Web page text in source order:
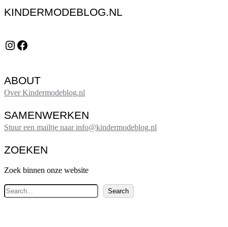
KINDERMODEBLOG.NL
Instagram Facebook
ABOUT
Over Kindermodeblog.nl
SAMENWERKEN
Stuur een mailtje naar info@kindermodeblog.nl
ZOEKEN
Zoek binnen onze website
Z
o
Search